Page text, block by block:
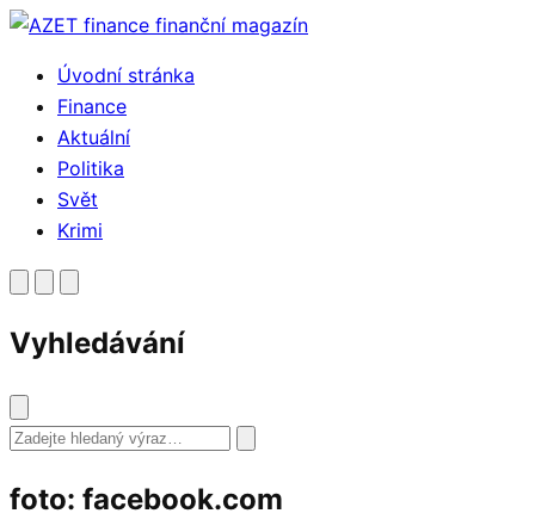
Přejít
obsahuÚvodní stránka
Finance
Aktuální
Politika
Svět
Krimi
Vyhledávání
Vyhledat
foto: facebook.com